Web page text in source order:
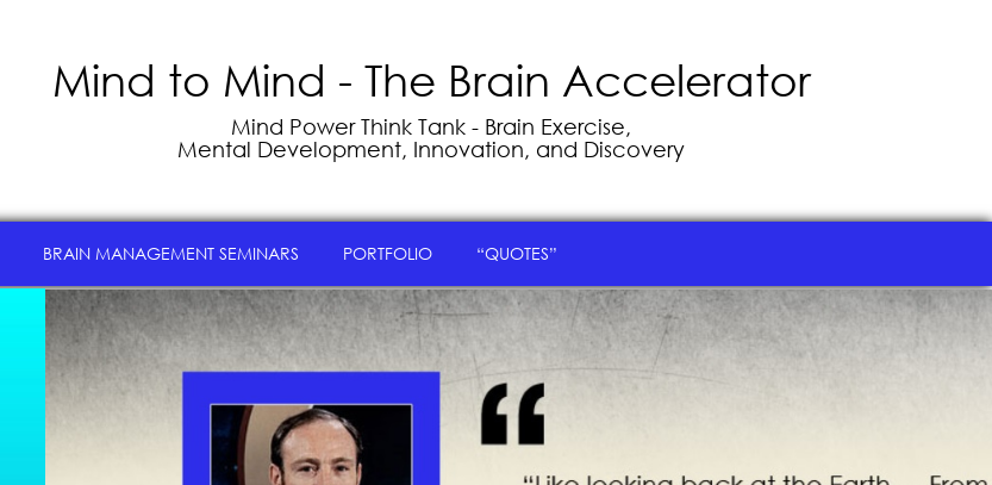
Mind to Mind - The Brain Accelerator
Mind Power Think Tank - Brain Exercise,
Mental Development, Innovation, and Discovery
BRAIN MANAGEMENT SEMINARS PORTFOLIO “QUOTES”